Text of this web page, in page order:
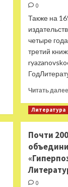
0
Также на
четыре
третий
Читать далее
Литература
Почти
0